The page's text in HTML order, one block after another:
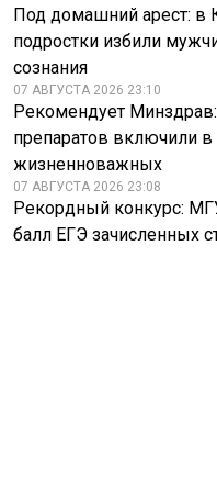
Под домашний арест: в
подростки избили
сознания
07 АВГУСТА 2026 23:10
Рекомендует
препаратов включили в
жизненноважных
07 АВГУСТА 2026 23:08
Рекордный конкурс:
балл ЕГЭ зачисленных